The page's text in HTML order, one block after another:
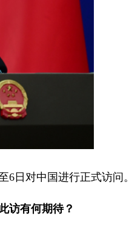
日对中国进行正式访问。
访有何期待？